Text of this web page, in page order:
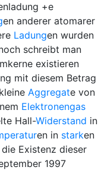
+e
en anderer atomarer
Ladungen wurden
schreibt man
existieren
mit diesem Betrag
Aggregate von
Elektronengas
Hall-Widerstand in
en in starken
Existenz dieser
1997